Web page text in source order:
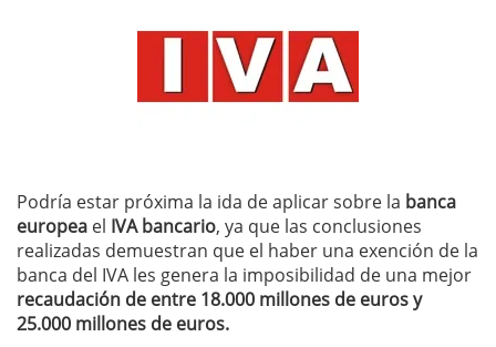
Podría estar próxima la ida de aplicar sobre la banca
europea el IVA bancario, ya que las conclusiones
realizadas demuestran que el haber una exención de la
banca del IVA les genera la imposibilidad de una mejor
recaudación de entre 18.000 millones de euros y
25.000 millones de euros.